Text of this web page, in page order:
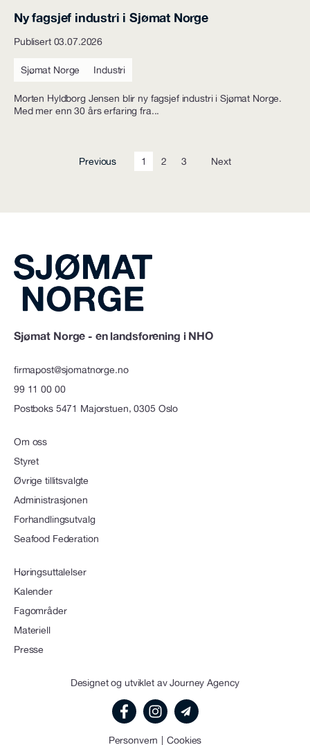
Ny fagsjef industri i Sjømat Norge
Publisert 03.07.2026
Sjømat Norge Industri
Morten Hyldborg Jensen blir ny fagsjef industri i Sjømat Norge.
Med mer enn 30 års erfaring fra...
Previous 1 2 3 Next
Sjømat Norge - en landsforening i NHO
firmapost@sjomatnorge.no
99 11 00 00
Postboks 5471 Majorstuen, 0305 Oslo
Om oss
Styret
Øvrige tillitsvalgte
Administrasjonen
Forhandlingsutvalg
Seafood Federation
Høringsuttalelser
Kalender
Fagområder
Materiell
Presse
Designet og utviklet avJourney Agency
Personvern Cookies